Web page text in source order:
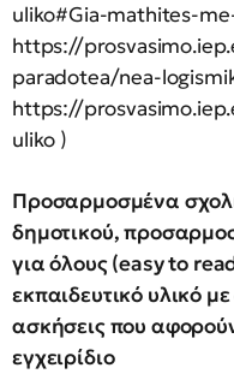
uliko#Gia-mathites-
https://
paradotea/nea-
https://
uliko )
Προσαρμοσμένα
δημοτικού,
για όλους (easy to
εκπαιδευτικό υλικό
ασκήσεις που
εγχειρίδιο